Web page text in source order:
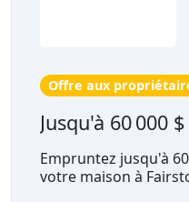
Offre aux
Jusqu'à 60 000 $
Empruntez jusqu'à
votre maison à